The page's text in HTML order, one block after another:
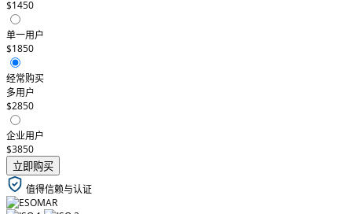
$1450
单一用户
$1850
经常购买
多用户
$2850
企业用户
$3850
立即购买
值得信赖与认证